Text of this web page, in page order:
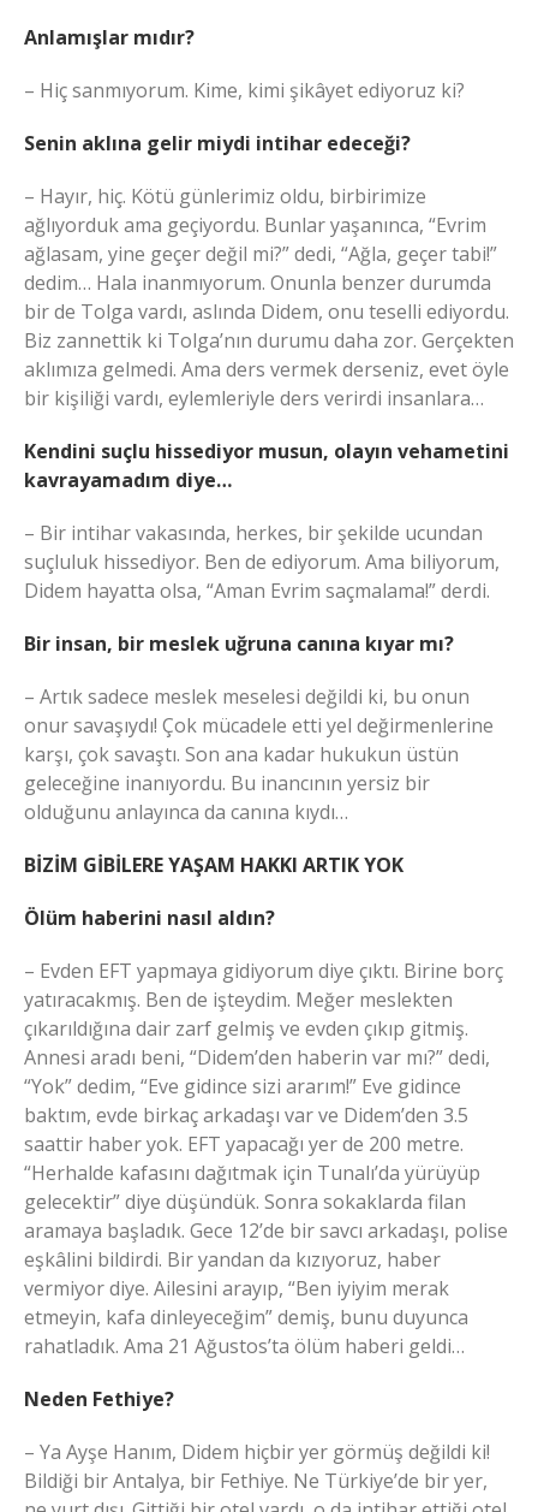
Anlamışlar mıdır?
– Hiç sanmıyorum. Kime, kimi şikâyet ediyoruz ki?
Senin aklına gelir miydi intihar edeceği?
– Hayır, hiç. Kötü günlerimiz oldu, birbirimize
ağlıyorduk ama geçiyordu. Bunlar yaşanınca, “Evrim
ağlasam, yine geçer değil mi?” dedi, “Ağla, geçer tabi!”
dedim… Hala inanmıyorum. Onunla benzer durumda
bir de Tolga vardı, aslında Didem, onu teselli ediyordu.
Biz zannettik ki Tolga’nın durumu daha zor. Gerçekten
aklımıza gelmedi. Ama ders vermek derseniz, evet öyle
bir kişiliği vardı, eylemleriyle ders verirdi insanlara…
Kendini suçlu hissediyor musun, olayın vehametini
kavrayamadım diye…
– Bir intihar vakasında, herkes, bir şekilde ucundan
suçluluk hissediyor. Ben de ediyorum. Ama biliyorum,
Didem hayatta olsa, “Aman Evrim saçmalama!” derdi.
Bir insan, bir meslek uğruna canına kıyar mı?
– Artık sadece meslek meselesi değildi ki, bu onun
onur savaşıydı! Çok mücadele etti yel değirmenlerine
karşı, çok savaştı. Son ana kadar hukukun üstün
geleceğine inanıyordu. Bu inancının yersiz bir
olduğunu anlayınca da canına kıydı…
BİZİM GİBİLERE YAŞAM HAKKI ARTIK YOK
Ölüm haberini nasıl aldın?
– Evden EFT yapmaya gidiyorum diye çıktı. Birine borç
yatıracakmış. Ben de işteydim. Meğer meslekten
çıkarıldığına dair zarf gelmiş ve evden çıkıp gitmiş.
Annesi aradı beni, “Didem’den haberin var mı?” dedi,
“Yok” dedim, “Eve gidince sizi ararım!” Eve gidince
baktım, evde birkaç arkadaşı var ve Didem’den 3.5
saattir haber yok. EFT yapacağı yer de 200 metre.
“Herhalde kafasını dağıtmak için Tunalı’da yürüyüp
gelecektir” diye düşündük. Sonra sokaklarda filan
aramaya başladık. Gece 12’de bir savcı arkadaşı, polise
eşkâlini bildirdi. Bir yandan da kızıyoruz, haber
vermiyor diye. Ailesini arayıp, “Ben iyiyim merak
etmeyin, kafa dinleyeceğim” demiş, bunu duyunca
rahatladık. Ama 21 Ağustos’ta ölüm haberi geldi…
Neden Fethiye?
– Ya Ayşe Hanım, Didem hiçbir yer görmüş değildi ki!
Bildiği bir Antalya, bir Fethiye. Ne Türkiye’de bir yer,